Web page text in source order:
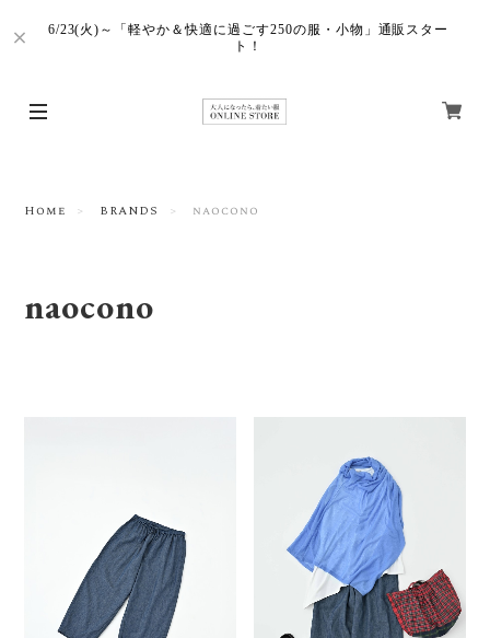
6/23(火)～「軽やか＆快適に過ごす250の服・小物」通販スター
ト！
Home BRANDS naocono
naocono